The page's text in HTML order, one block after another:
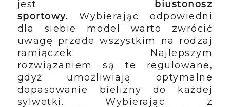
jest biustonosz
sportowy.Wybierając odpowiedni
dla siebie model warto zwrócić
uwagę przede wszystkim na rodzaj
ramiączek. Najlepszym
rozwiązaniem są te regulowane,
gdyż umożliwiają optymalne
dopasowanie bielizny do każdej
sylwetki. Wybierając z